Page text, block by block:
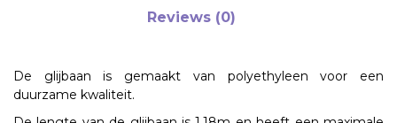
Reviews (0)
De glijbaan is gemaakt van polyethyleen voor een
duurzame kwaliteit.